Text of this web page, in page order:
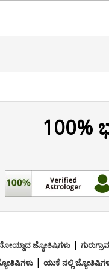
100%
ಜ್ಯೋತಿಷಿಗಳು |
| ಯುಕೆ ನಲ್ಲಿ